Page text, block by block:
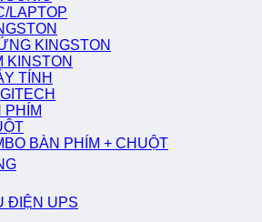
LAPTOP
KINGSTON
KINSTON
TÍNH
PHÍM
BÀN PHÍM + CHUỘT
ĐIỆN UPS